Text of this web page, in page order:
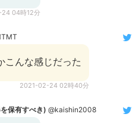
04時12分
こんな感じだった
2021-02-24 02時40分
保有すべき) @kaishin2008